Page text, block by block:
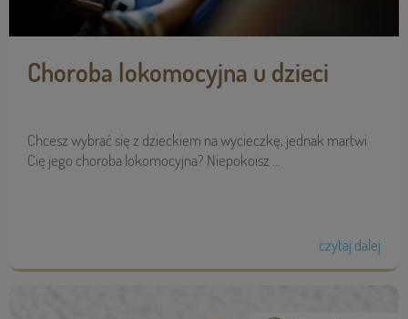
Choroba lokomocyjna u dzieci
Chcesz wybrać się z dzieckiem na wycieczkę, jednak martwi
Cię jego choroba lokomocyjna? Niepokoisz ...
czytaj dalej